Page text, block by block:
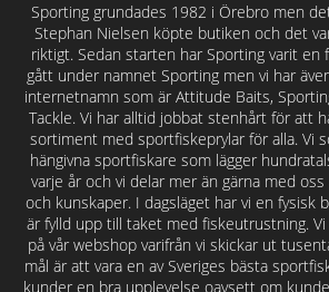
Sporting grundades 1982 i Örebro men
Stephan Nielsen köpte butiken och det
riktigt. Sedan starten har Sporting varit en
gått under namnet Sporting men vi har
internetnamn som är Attitude Baits,
Tackle. Vi har alltid jobbat stenhårt för att
sortiment med sportfiskeprylar för alla. Vi
hängivna sportfiskare som lägger
varje år och vi delar mer än gärna med
och kunskaper. I dagsläget har vi en fysisk
är fylld upp till taket med fiskeutrustning.
på vår webshop varifrån vi skickar ut
mål är att vara en av Sveriges bästa
kunder en bra upplevelse oavsett om